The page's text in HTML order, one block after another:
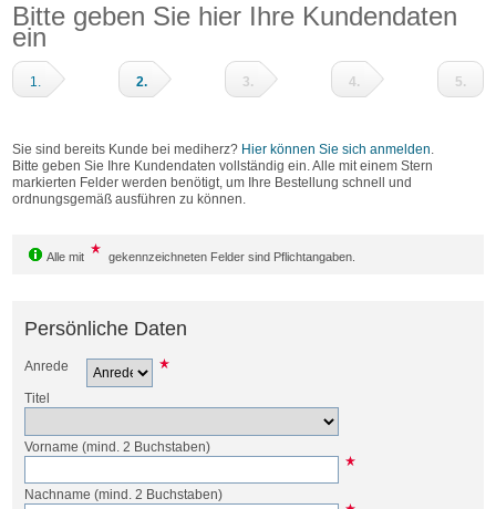
Bitte geben Sie hier Ihre Kundendaten
ein
1. 2. 3. 4.
und
Bestellen
5.
Sie sind bereits Kunde bei mediherz? Hier können Sie sich anmelden.
Bitte geben Sie Ihre Kundendaten vollständig ein. Alle mit einem Stern
markierten Felder werden benötigt, um Ihre Bestellung schnell und
ordnungsgemäß ausführen zu können.
Alle mit gekennzeichneten Felder sind Pflichtangaben.
Persönliche Daten
Anrede
Titel
Vorname (mind. 2 Buchstaben)
Nachname (mind. 2 Buchstaben)